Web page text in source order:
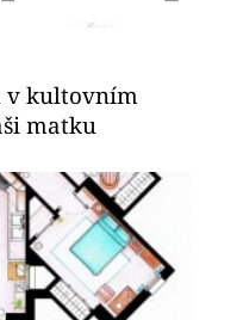
v kultovním
matku